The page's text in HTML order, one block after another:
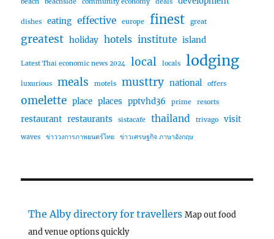
beach beachside community economy deals
dishes eating effective europe finest great
greatest holiday hotels institute island
Latest Thai economic news 2024 local locals lodging
luxurious meals motels musttry national offers
omelette place places pptvhd36 prime resorts
restaurant restaurants sistacafe thailand trivago visit
waves ข่าววงการภาพยนตร์ไทย ข่าวเศรษฐกิจ ภาษาอังกฤษ
The Alby directory for travellers Map out food
and venue options quickly